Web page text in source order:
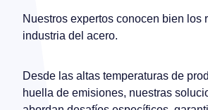
Nuestros expertos conocen bien los
industria del acero.
Desde las altas temperaturas de
huella de emisiones, nuestras